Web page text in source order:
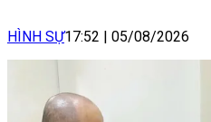
HÌNH SỰ17:52 05/08/2026